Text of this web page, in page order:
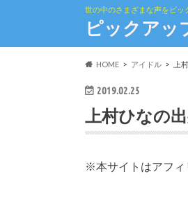
世の中のさまざまな声をピッ
ピックアッ
HOME アイドル 上
2019.02.25
上村ひなの
※本サイトはアフィ